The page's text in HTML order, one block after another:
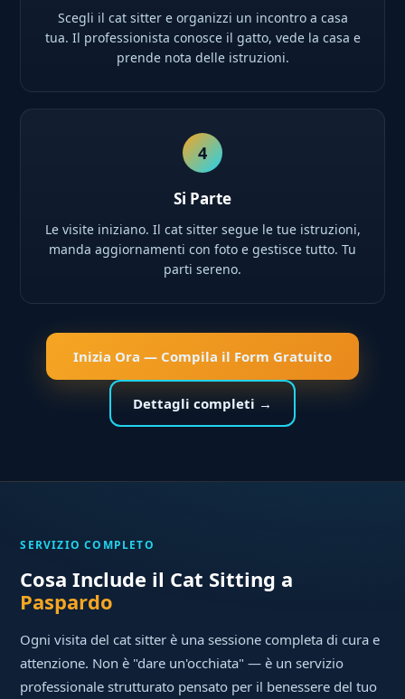
Scegli il cat sitter e organizzi un incontro a casa
tua. Il professionista conosce il gatto, vede la casa e
prende nota delle istruzioni.
4
Si Parte
Le visite iniziano. Il cat sitter segue le tue istruzioni,
manda aggiornamenti con foto e gestisce tutto. Tu
parti sereno.
Inizia Ora — Compila il Form Gratuito
Dettagli completi →
SERVIZIO COMPLETO
Cosa Include il Cat Sitting a
Paspardo
Ogni visita del cat sitter è una sessione completa di cura e
attenzione. Non è "dare un'occhiata" — è un servizio
professionale strutturato pensato per il benessere del tuo